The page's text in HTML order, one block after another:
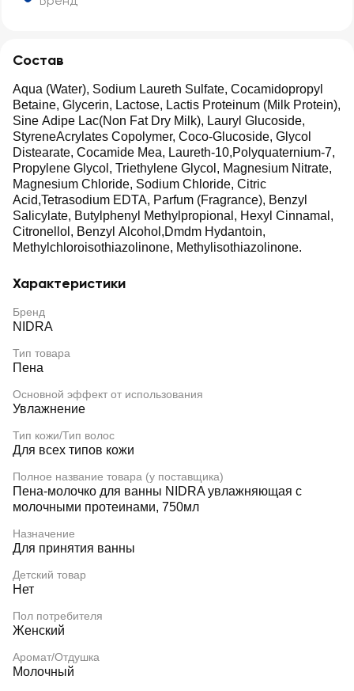
Состав
Aqua (Water), Sodium Laureth Sulfate, Cocamidopropyl
Betaine, Glycerin, Lactose, Lactis Proteinum (Milk Protein),
Sine Adipe Lac(Non Fat Dry Milk), Lauryl Glucoside,
StyreneAcrylates Copolymer, Coco-Glucoside, Glycol
Distearate, Cocamide Mea, Laureth-10,Polyquaternium-7,
Propylene Glycol, Triethylene Glycol, Magnesium Nitrate,
Magnesium Chloride, Sodium Chloride, Citric
Acid,Tetrasodium EDTA, Parfum (Fragrance), Benzyl
Salicylate, Butylphenyl Methylpropional, Hexyl Cinnamal,
Citronellol, Benzyl Alcohol,Dmdm Hydantoin,
Methylchloroisothiazolinone, Methylisothiazolinone.
Характеристики
Бренд
NIDRA
Тип товара
Пена
Основной эффект от использования
Увлажнение
Тип кожи/Тип волос
Для всех типов кожи
Полное название товара (у поставщика)
Пена-молочко для ванны NIDRA увлажняющая с
молочными протеинами, 750мл
Назначение
Для принятия ванны
Детский товар
Нет
Пол потребителя
Женский
Аромат/Отдушка
Молочный